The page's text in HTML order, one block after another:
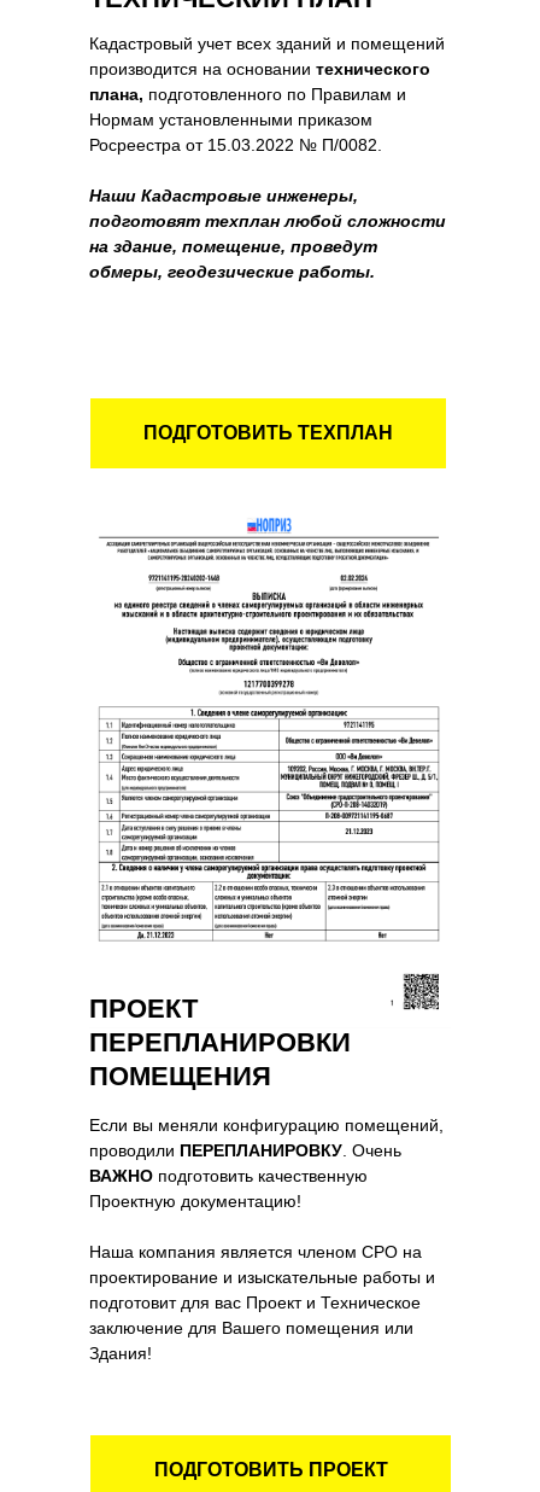
Кадастровый учет всех зданий и помещений
производится на основании технического
плана, подготовленного по Правилам и
Нормам установленными приказом
Росреестра от 15.03.2022 № П/0082.
Наши Кадастровые инженеры,
подготовят техплан любой сложности
на здание, помещение, проведут
обмеры, геодезические работы.
ПОДГОТОВИТЬ ТЕХПЛАН
ПРОЕКТ
ПЕРЕПЛАНИРОВКИ
ПОМЕЩЕНИЯ
Если вы меняли конфигурацию помещений,
проводили ПЕРЕПЛАНИРОВКУ . Очень
ВАЖНО подготовить качественную
Проектную документацию!
Наша компания является членом СРО на
проектирование и изыскательные работы и
подготовит для вас Проект и Техническое
заключение для Вашего помещения или
Здания!
ПОДГОТОВИТЬ ПРОЕКТ